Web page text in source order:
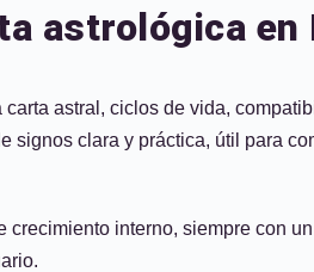
astrológica en
astral, ciclos de vida,
signos clara y práctica, útil para
interno, siempre con